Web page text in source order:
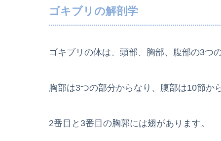
ゴキブリの解剖学
ゴキブリの体は、頭部、胸部、腹部の3つ
胸部は3つの部分からなり、腹部は10節か
2番目と3番目の胸郭には翅があります。